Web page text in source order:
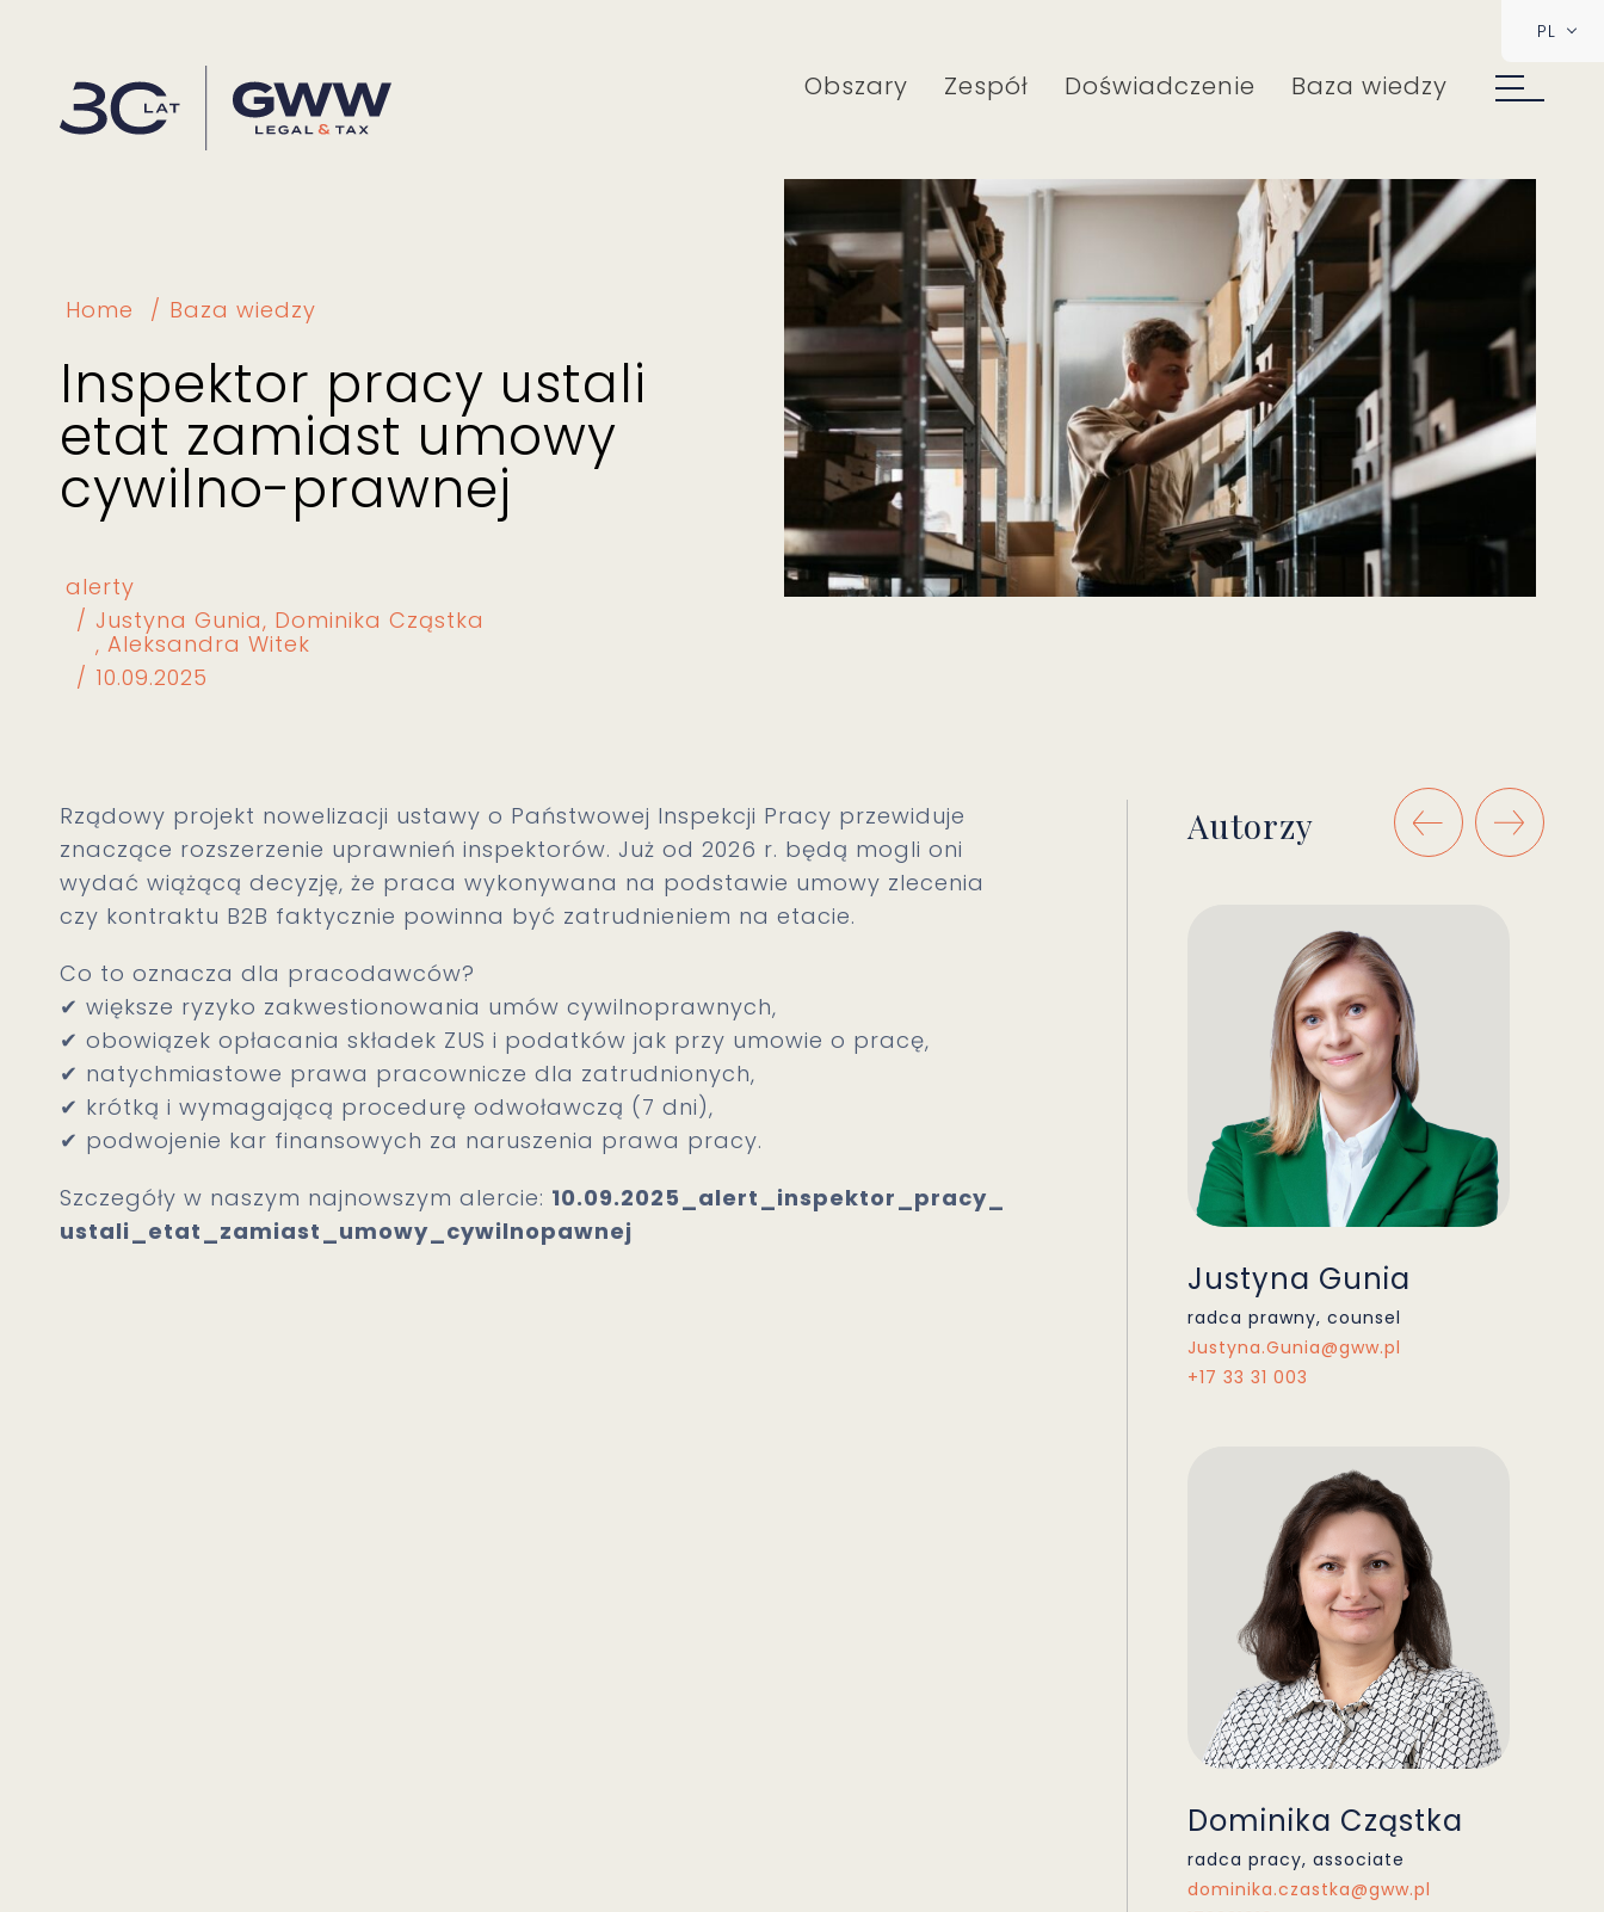
Obszary Zespół Doświadczenie Baza wiedzy
PL
Home Baza wiedzy
Inspektor pracy ustali
etat zamiast umowy
cywilno-prawnej
alerty
Justyna Gunia Dominika Cząstka
Aleksandra Witek
10.09.2025
Rządowy projekt nowelizacji ustawy o Państwowej Inspekcji Pracy przewiduje
znaczące rozszerzenie uprawnień inspektorów. Już od 2026 r. będą mogli oni
wydać wiążącą decyzję, że praca wykonywana na podstawie umowy zlecenia
czy kontraktu B2B faktycznie powinna być zatrudnieniem na etacie.
Co to oznacza dla pracodawców?
✔ większe ryzyko zakwestionowania umów cywilnoprawnych,
✔ obowiązek opłacania składek ZUS i podatków jak przy umowie o pracę,
✔ natychmiastowe prawa pracownicze dla zatrudnionych,
✔ krótką i wymagającą procedurę odwoławczą (7 dni),
✔ podwojenie kar finansowych za naruszenia prawa pracy.
Szczegóły w naszym najnowszym alercie: 10.09.2025_alert_inspektor_pracy_
ustali_etat_zamiast_umowy_cywilnopawnej
Autorzy
Justyna Gunia
radca prawny, counsel
Justyna.Gunia@gww.pl
+17 33 31 003
Dominika Cząstka
radca pracy, associate
dominika.czastka@gww.pl